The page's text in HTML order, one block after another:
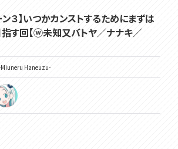
ン３】いつかカンストするためにまずは
す回【ⓦ未知又バトヤ／ナナキ／
Miuneru Haneuzu-